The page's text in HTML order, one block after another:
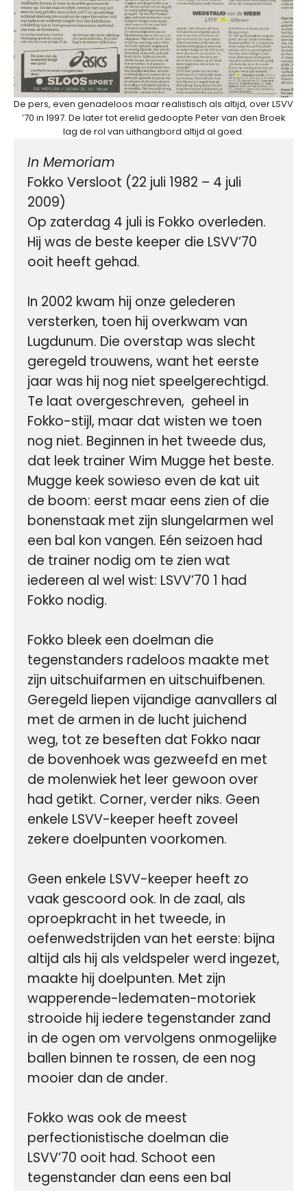
De pers, even genadeloos maar realistisch als altijd, over LSVV
’70 in 1997. De later tot erelid gedoopte Peter van den Broek
lag de rol van uithangbord altijd al goed.
In Memoriam
Fokko Versloot (22 juli 1982 – 4 juli
2009)
Op zaterdag 4 juli is Fokko overleden.
Hij was de beste keeper die LSVV’70
ooit heeft gehad.
In 2002 kwam hij onze gelederen
versterken, toen hij overkwam van
Lugdunum. Die overstap was slecht
geregeld trouwens, want het eerste
jaar was hij nog niet speelgerechtigd.
Te laat overgeschreven,  geheel in
Fokko-stijl, maar dat wisten we toen
nog niet. Beginnen in het tweede dus,
dat leek trainer Wim Mugge het beste.
Mugge keek sowieso even de kat uit
de boom: eerst maar eens zien of die
bonenstaak met zijn slungelarmen wel
een bal kon vangen. Eén seizoen had
de trainer nodig om te zien wat
iedereen al wel wist: LSVV’70 1 had
Fokko nodig.
Fokko bleek een doelman die
tegenstanders radeloos maakte met
zijn uitschuifarmen en uitschuifbenen.
Geregeld liepen vijandige aanvallers al
met de armen in de lucht juichend
weg, tot ze beseften dat Fokko naar
de bovenhoek was gezweefd en met
de molenwiek het leer gewoon over
had getikt. Corner, verder niks. Geen
enkele LSVV-keeper heeft zoveel
zekere doelpunten voorkomen.
Geen enkele LSVV-keeper heeft zo
vaak gescoord ook. In de zaal, als
oproepkracht in het tweede, in
oefenwedstrijden van het eerste: bijna
altijd als hij als veldspeler werd ingezet,
maakte hij doelpunten. Met zijn
wapperende-ledematen-motoriek
strooide hij iedere tegenstander zand
in de ogen om vervolgens onmogelijke
ballen binnen te rossen, de een nog
mooier dan de ander.
Fokko was ook de meest
perfectionistische doelman die
LSVV’70 ooit had. Schoot een
tegenstander dan eens een bal